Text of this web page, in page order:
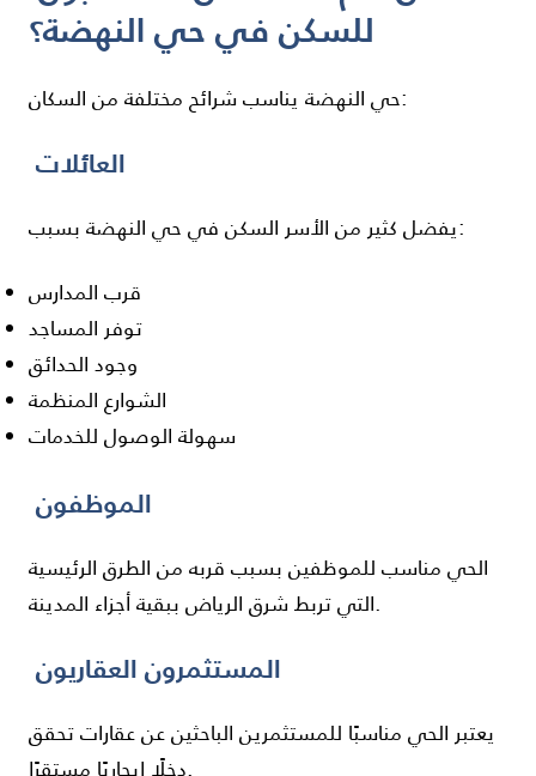
للسكن في حي النهضة؟
حي النهضة يناسب شرائح مختلفة من السكان:
العائلات
يفضل كثير من الأسر السكن في حي النهضة بسبب:
قرب المدارس
توفر المساجد
وجود الحدائق
الشوارع المنظمة
سهولة الوصول للخدمات
الموظفون
الحي مناسب للموظفين بسبب قربه من الطرق الرئيسية
التي تربط شرق الرياض ببقية أجزاء المدينة.
المستثمرون العقاريون
يعتبر الحي مناسبًا للمستثمرين الباحثين عن عقارات تحقق
دخلًا إيجاريًا مستقرًا.